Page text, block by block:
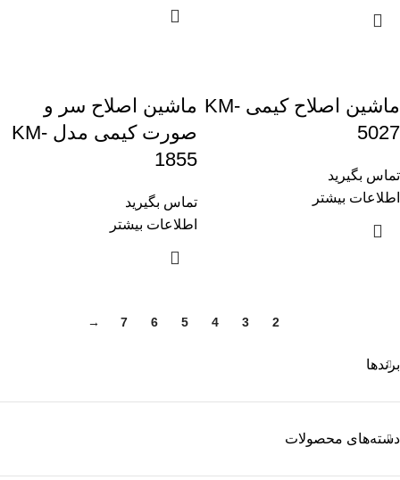
برندها
دسته‌های محصولات
ماشین اصلاح کیمی KM-
5027
تماس بگیرید
اطلاعات بیشتر
ماشین اصلاح سر و
صورت کیمی مدل KM-
1855
تماس بگیرید
اطلاعات بیشتر
2
3
4
5
6
7
→